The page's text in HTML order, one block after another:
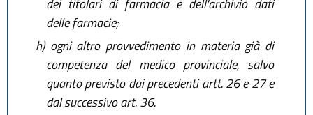
dei titolari di farmacia e dell'archivio dati
delle farmacie;
h)ogni altro provvedimento in materia già di
competenza del medico provinciale, salvo
quanto previsto dai precedenti artt. 26 e 27 e
dal successivo art. 36.